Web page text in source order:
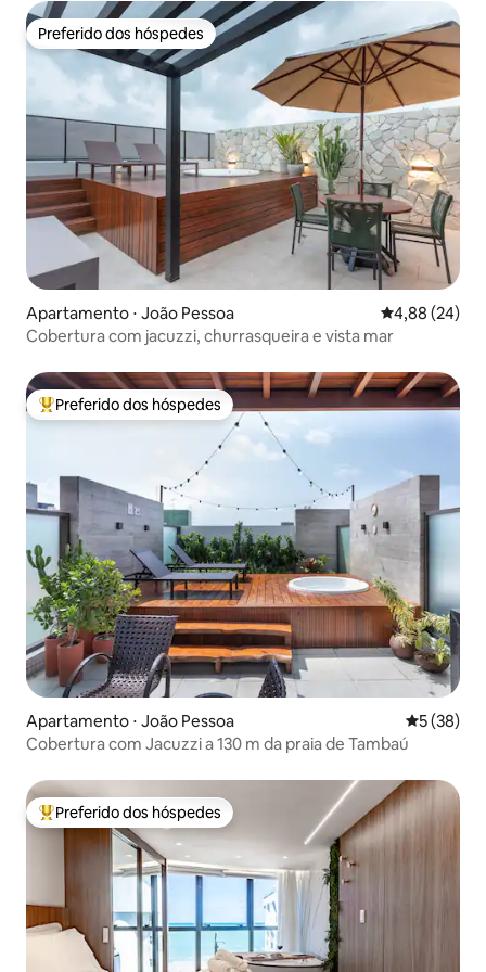
Preferido dos hóspedes
Preferido dos hóspedes
Apartamento ⋅ João Pessoa 4,88 de uma
4,88 (24)
Cobertura com jacuzzi, churrasqueira e vista mar
Entre os melhores preferidos dos hóspedes
Preferido dos hóspedes
Apartamento ⋅ João Pessoa 5 de uma
5 (38)
Cobertura com Jacuzzi a 130 m da praia de Tambaú
Entre os melhores preferidos dos hóspedes
Preferido dos hóspedes